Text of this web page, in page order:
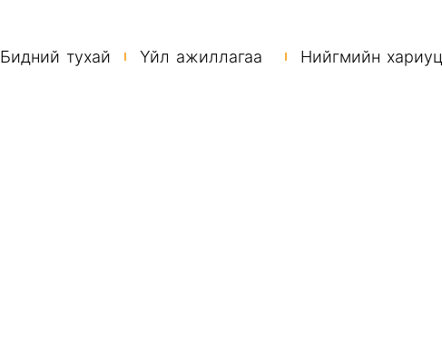
Бидний тухай Үйл ажиллагаа Нийгмийн